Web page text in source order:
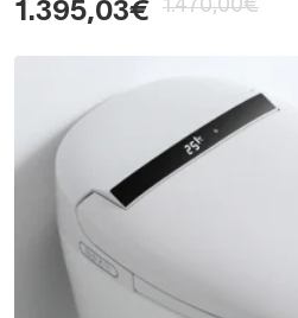
1.395,03€ 1.470,00€